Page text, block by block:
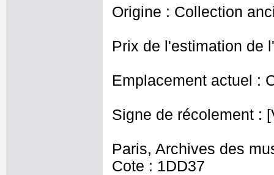
Origine : Collection
Prix de l'estimation de
Emplacement actuel :
Signe de récolement :
Paris, Archives des
Cote : 1DD37